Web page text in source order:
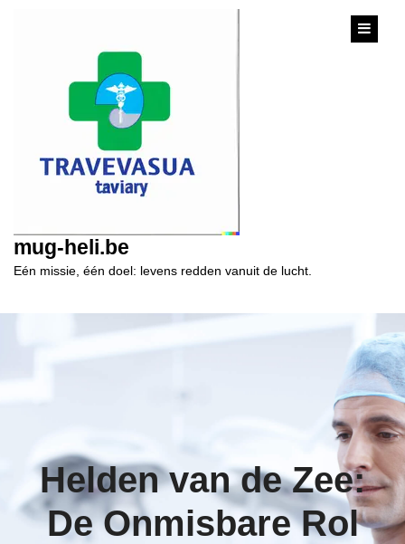
mug-heli.be
Eén missie, één doel: levens redden vanuit de lucht.
Helden van de Zee:
De Onmisbare Rol